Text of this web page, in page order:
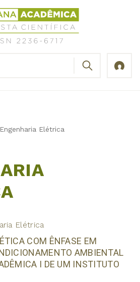
Engenharia Elétrica
Elétrica
COM ÊNFASE EM
AMBIENTAL
I DE UM INSTITUTO